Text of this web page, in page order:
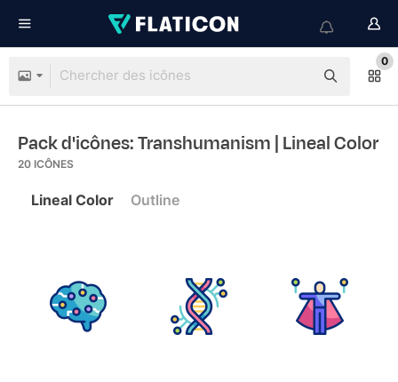
0
Pack d'icônes: Transhumanism | Lineal Color
20 ICÔNES
Lineal Color Outline